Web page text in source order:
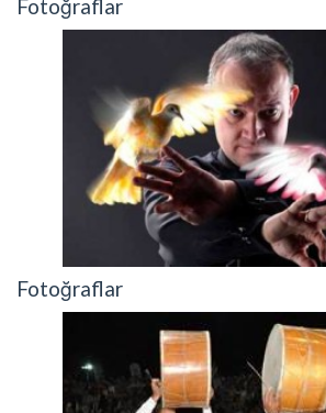
Fotoğraflar
Fotoğraflar